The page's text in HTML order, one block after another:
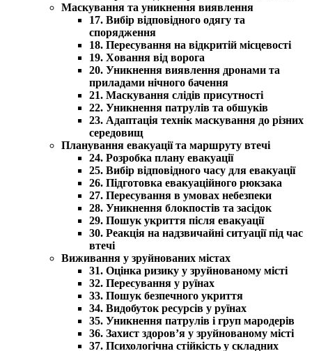
Маскування та уникнення виявлення
17. Вибір відповідного одягу та
спорядження
18. Пересування на відкритій місцевості
19. Ховання від ворога
20. Уникнення виявлення дронами та
приладами нічного бачення
21. Маскування слідів присутності
22. Уникнення патрулів та обшуків
23. Адаптація технік маскування до різних
середовищ
Планування евакуації та маршруту втечі
24. Розробка плану евакуації
25. Вибір відповідного часу для евакуації
26. Підготовка евакуаційного рюкзака
27. Пересування в умовах небезпеки
28. Уникнення блокпостів та засідок
29. Пошук укриття після евакуації
30. Реакція на надзвичайні ситуації під час
втечі
Виживання у зруйнованих містах
31. Оцінка ризику у зруйнованому місті
32. Пересування у руїнах
33. Пошук безпечного укриття
34. Видобуток ресурсів у руїнах
35. Уникнення патрулів і груп мародерів
36. Захист здоров’я у зруйнованому місті
37. Психологічна стійкість у складних